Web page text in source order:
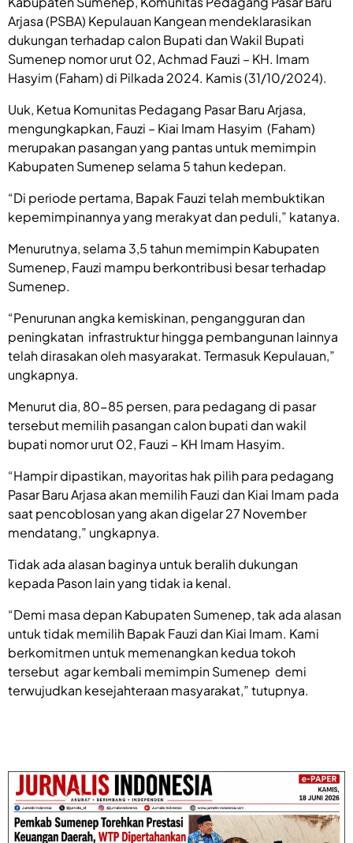
Arjasa (PSBA) Kepulauan Kangean mendeklarasikan
dukungan terhadap calon Bupati dan Wakil Bupati
Sumenep nomor urut 02, Achmad Fauzi – KH. Imam
Hasyim (Faham) di Pilkada 2024. Kamis (31/10/2024).
Uuk, Ketua Komunitas Pedagang Pasar Baru Arjasa,
mengungkapkan, Fauzi – Kiai Imam Hasyim (Faham)
merupakan pasangan yang pantas untuk memimpin
Kabupaten Sumenep selama 5 tahun kedepan.
“Di periode pertama, Bapak Fauzi telah membuktikan
kepemimpinannya yang merakyat dan peduli,” katanya.
Menurutnya, selama 3,5 tahun memimpin Kabupaten
Sumenep, Fauzi mampu berkontribusi besar terhadap
Sumenep.
“Penurunan angka kemiskinan, pengangguran dan
peningkatan infrastruktur hingga pembangunan lainnya
telah dirasakan oleh masyarakat. Termasuk Kepulauan,”
ungkapnya.
Menurut dia, 80-85 persen, para pedagang di pasar
tersebut memilih pasangan calon bupati dan wakil
bupati nomor urut 02, Fauzi – KH Imam Hasyim.
“Hampir dipastikan, mayoritas hak pilih para pedagang
Pasar Baru Arjasa akan memilih Fauzi dan Kiai Imam pada
saat pencoblosan yang akan digelar 27 November
mendatang,” ungkapnya.
Tidak ada alasan baginya untuk beralih dukungan
kepada Pason lain yang tidak ia kenal.
“Demi masa depan Kabupaten Sumenep, tak ada alasan
untuk tidak memilih Bapak Fauzi dan Kiai Imam. Kami
berkomitmen untuk memenangkan kedua tokoh
tersebut agar kembali memimpin Sumenep demi
terwujudkan kesejahteraan masyarakat,” tutupnya.